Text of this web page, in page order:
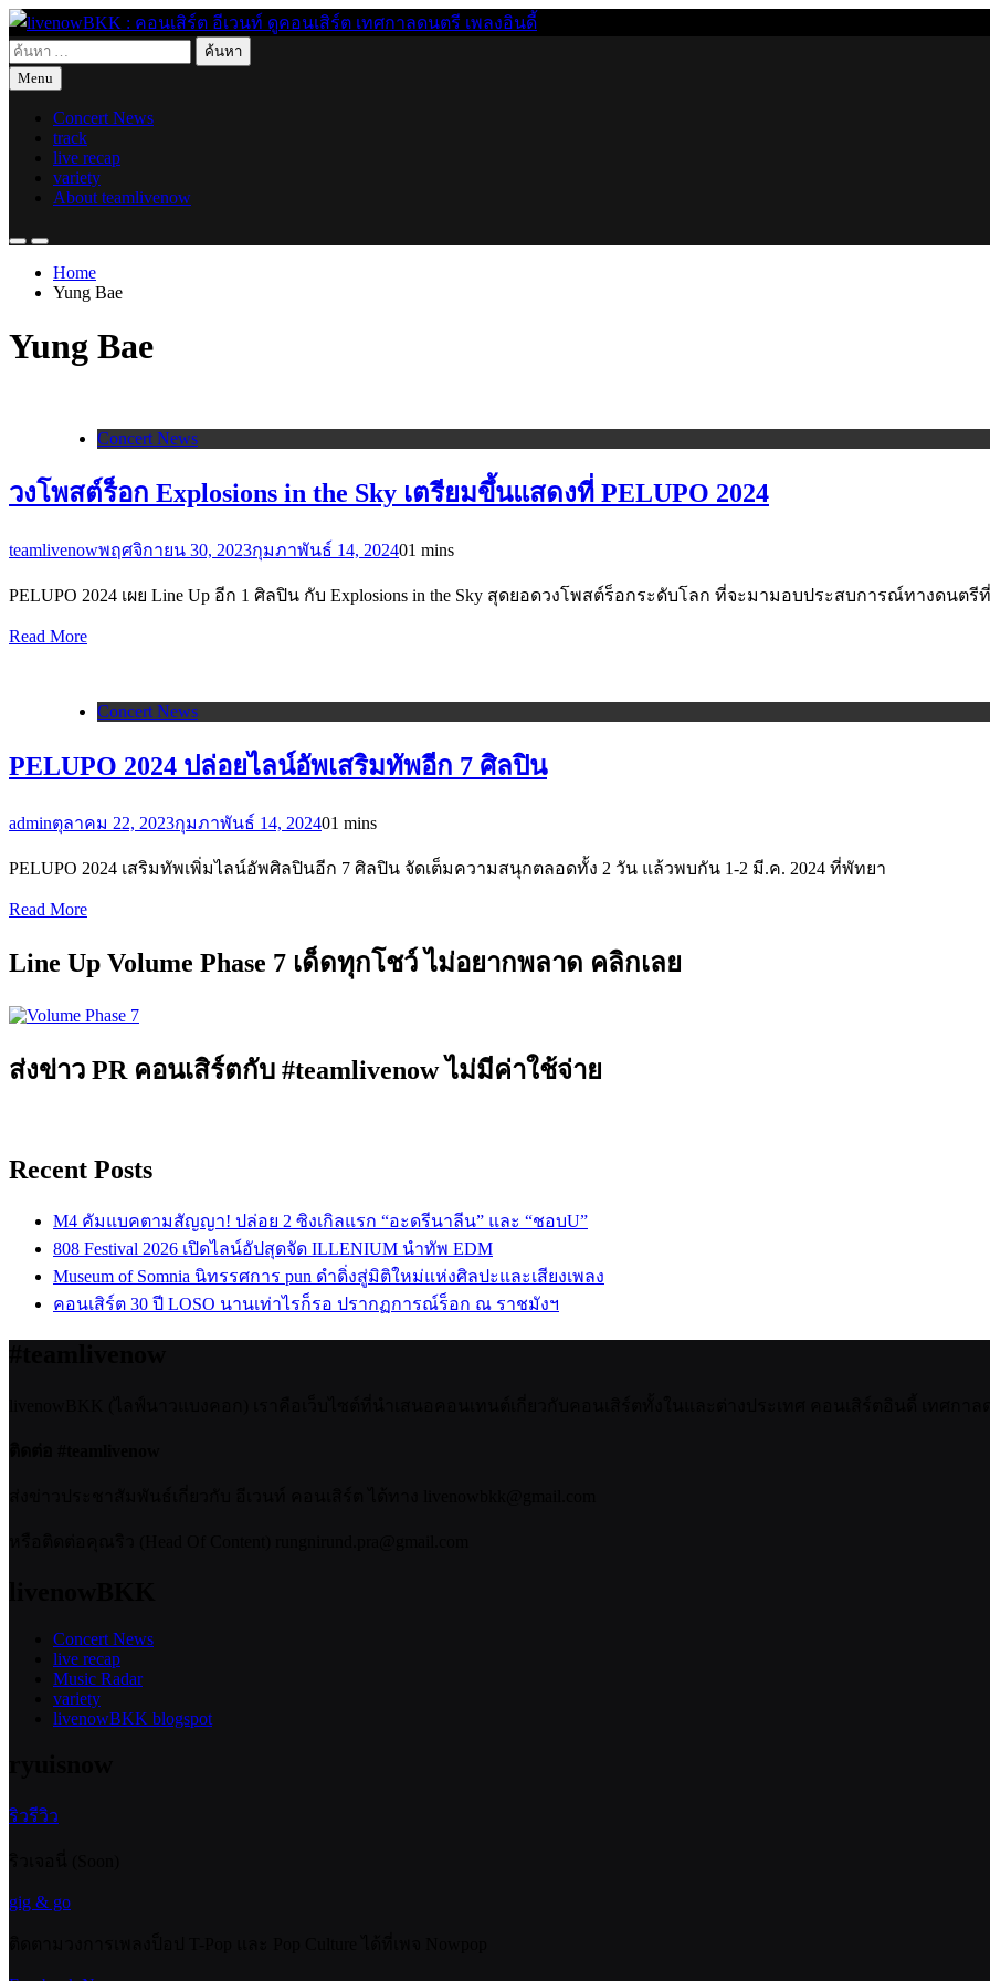
Skip
to
content
livenowBKK : คอนเสิร์ต อีเวนท์ ดูคอนเสิร์ต เทศกาลดนตรี เพลงอินดี้
live for today
ค้นหา
สำหรับ:
Menu
Concert News
track
live recap
variety
About teamlivenow
Home
Yung Bae
Yung Bae
Concert News
วงโพสต์ร็อก Explosions in the Sky เตรียมขึ้นแสดงที่ PELUPO 2024
teamlivenowพฤศจิกายน 30, 2023กุมภาพันธ์ 14, 202401 mins
PELUPO 2024 เผย Line Up อีก 1 ศิลปิน กับ Explosions in the Sky สุดยอดวงโพสต์ร็อกระดับโลก ที่จะมามอบประสบการณ์ทางดนต
Read More
Concert News
PELUPO 2024 ปล่อยไลน์อัพเสริมทัพอีก 7 ศิลปิน
adminตุลาคม 22, 2023กุมภาพันธ์ 14, 202401 mins
PELUPO 2024 เสริมทัพเพิ่มไลน์อัพศิลปินอีก 7 ศิลปิน จัดเต็มความสนุกตลอดทั้ง 2 วัน แล้วพบกัน 1-2 มี.ค. 2024 ที่พัทยา
Read More
Line Up Volume Phase 7 เด็ดทุกโชว์ ไม่อยากพลาด คลิกเลย
ส่งข่าว PR คอนเสิร์ตกับ #teamlivenow ไม่มีค่าใช้จ่าย
Recent Posts
M4 คัมแบคตามสัญญา! ปล่อย 2 ซิงเกิลแรก “อะดรีนาลีน” และ “ชอบU”
808 Festival 2026 เปิดไลน์อัปสุดจัด ILLENIUM นำทัพ EDM
Museum of Somnia นิทรรศการ pun ดำดิ่งสู่มิติใหม่แห่งศิลปะและเสียงเพลง
คอนเสิร์ต 30 ปี LOSO นานเท่าไรก็รอ ปรากฏการณ์ร็อก ณ ราชมังฯ
Concert News
live recap
Music Radar
variety
livenowBKK blogspot
ริวรีวิว
gig & go